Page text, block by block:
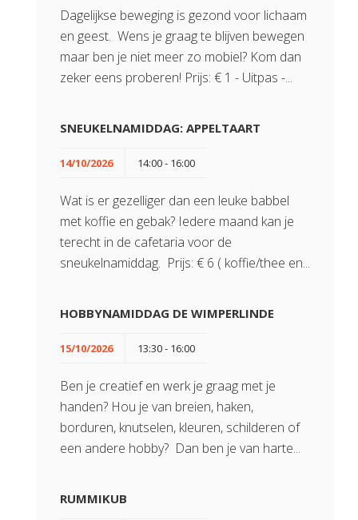
Dagelijkse beweging is gezond voor lichaam
en geest. Wens je graag te blijven bewegen
maar ben je niet meer zo mobiel? Kom dan
zeker eens proberen! Prijs: € 1 - Uitpas -...
SNEUKELNAMIDDAG: APPELTAART
14/10/2026 14:00 - 16:00
Wat is er gezelliger dan een leuke babbel
met koffie en gebak? Iedere maand kan je
terecht in de cafetaria voor de
sneukelnamiddag. Prijs: € 6 ( koffie/thee en...
HOBBYNAMIDDAG DE WIMPERLINDE
15/10/2026 13:30 - 16:00
Ben je creatief en werk je graag met je
handen? Hou je van breien, haken,
borduren, knutselen, kleuren, schilderen of
een andere hobby? Dan ben je van harte...
RUMMIKUB